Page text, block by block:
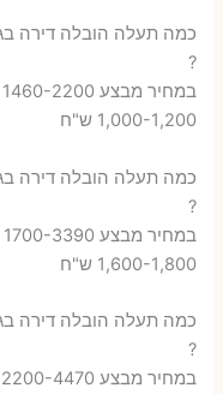
?
1,000-1,200 ש"ח
?
1,600-1,800 ש"ח
?